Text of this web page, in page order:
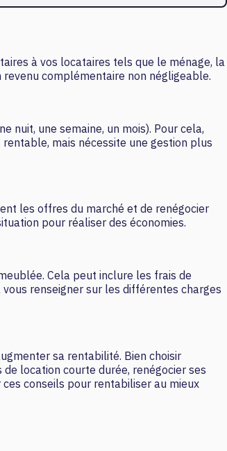
à vos locataires tels que le ménage, la
complémentaire non négligeable.
nuit, une semaine, un mois). Pour cela,
mais nécessite une gestion plus
les offres du marché et de renégocier
pour réaliser des économies.
Cela peut inclure les frais de
renseigner sur les différentes charges
sa rentabilité. Bien choisir
location courte durée, renégocier ses
conseils pour rentabiliser au mieux